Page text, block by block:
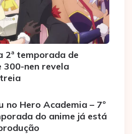
2ª temporada de
300-nen revela
no Hero Academia – 7º
do anime já está